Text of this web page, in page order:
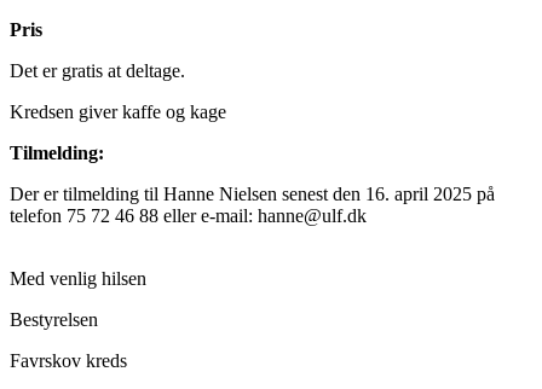
Pris
Det er gratis at deltage.
Kredsen giver kaffe og kage
Tilmelding:
Der er tilmelding til Hanne Nielsen senest den 16. april 2025 på
telefon 75 72 46 88 eller e-mail: hanne@ulf.dk
Med venlig hilsen
Bestyrelsen
Favrskov kreds